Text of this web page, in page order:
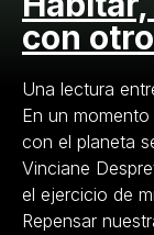
con
Una lectura
En un
con el planeta
Vinciane
el ejercicio de
Repensar